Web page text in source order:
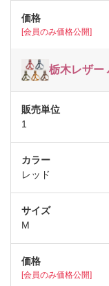
[会員のみ価格公開]
栃木レザー
1
レッド
M
[会員のみ価格公開]